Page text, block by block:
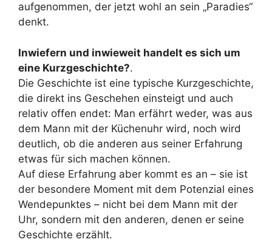
aufgenommen, der jetzt wohl an sein „Paradies“
denkt.
Inwiefern und inwieweit handelt es sich um
eine Kurzgeschichte?.
Die Geschichte ist eine typische Kurzgeschichte,
die direkt ins Geschehen einsteigt und auch
relativ offen endet: Man erfährt weder, was aus
dem Mann mit der Küchenuhr wird, noch wird
deutlich, ob die anderen aus seiner Erfahrung
etwas für sich machen können.
Auf diese Erfahrung aber kommt es an – sie ist
der besondere Moment mit dem Potenzial eines
Wendepunktes – nicht bei dem Mann mit der
Uhr, sondern mit den anderen, denen er seine
Geschichte erzählt.